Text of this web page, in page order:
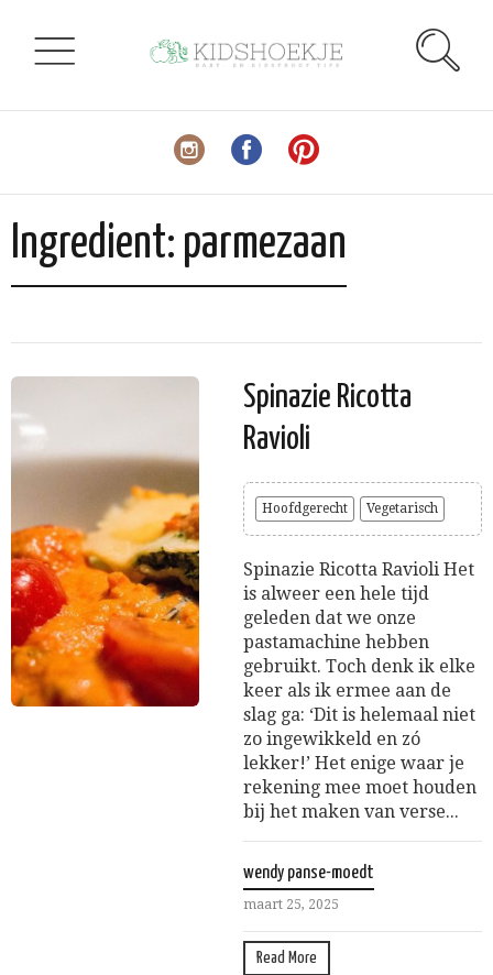
Ingredient: parmezaan
Spinazie Ricotta
Ravioli
Hoofdgerecht Vegetarisch
Spinazie Ricotta Ravioli Het
is alweer een hele tijd
geleden dat we onze
pastamachine hebben
gebruikt. Toch denk ik elke
keer als ik ermee aan de
slag ga: ‘Dit is helemaal niet
zo ingewikkeld en zó
lekker!’ Het enige waar je
rekening mee moet houden
bij het maken van verse...
wendy panse-moedt
maart 25, 2025
Read More